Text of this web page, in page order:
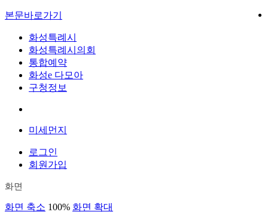
본문바로가기
화성특례시
화성특례시의회
통합예약
화성e 다모아
구청정보
미세먼지
로그인
회원가입
화면
화면 축소 100% 화면 확대